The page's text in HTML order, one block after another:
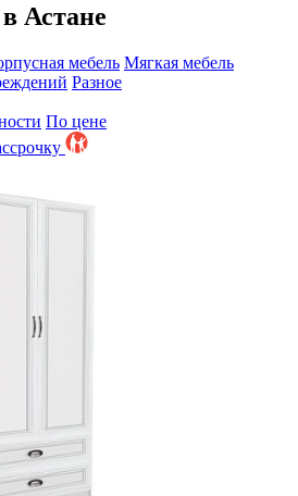
Астане
мебель Мягкая мебель
Разное
По цене